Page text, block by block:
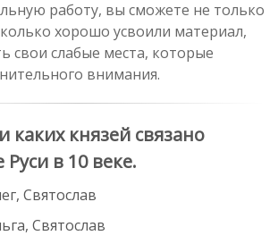
работу, вы сможете не только
хорошо усвоили материал,
свои слабые места, которые
внимания.
каких князей связано
в 10 веке.
Святослав
Святослав